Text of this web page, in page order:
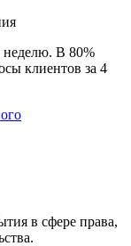
неделю. В 80%
клиентов за 4
в сфере права,